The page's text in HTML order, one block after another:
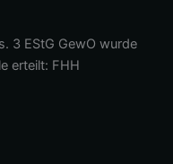
3 EStG GewO wurde
erteilt: FHH